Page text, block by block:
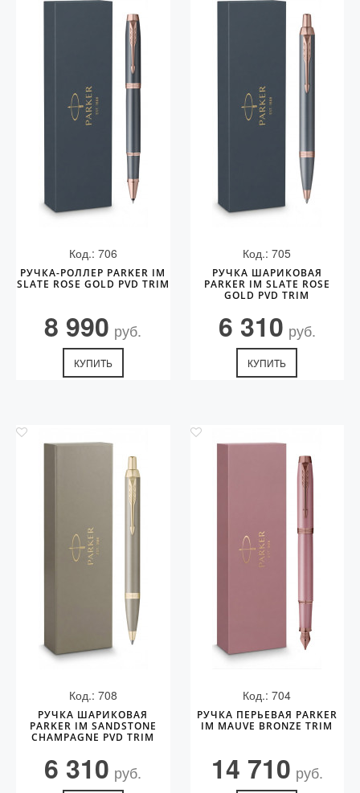
Код.: 706
РУЧКА-РОЛЛЕР PARKER IM
SLATE ROSE GOLD PVD TRIM
8 990 руб.
КУПИТЬ
Код.: 705
РУЧКА ШАРИКОВАЯ
PARKER IM SLATE ROSE
GOLD PVD TRIM
6 310 руб.
КУПИТЬ
Код.: 708
РУЧКА ШАРИКОВАЯ
PARKER IM SANDSTONE
CHAMPAGNE PVD TRIM
6 310 руб.
Код.: 704
РУЧКА ПЕРЬЕВАЯ PARKER
IM MAUVE BRONZE TRIM
14 710 руб.